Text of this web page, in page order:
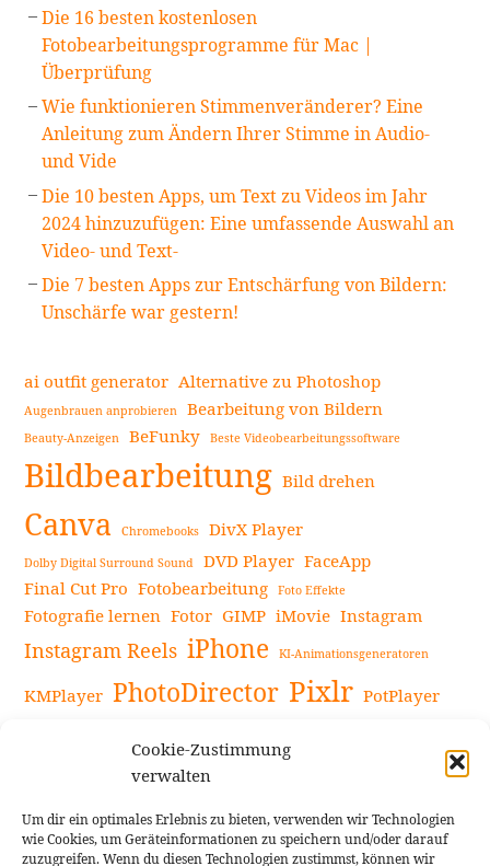
Cookie-Zustimmung
verwalten
Um dir ein optimales Erlebnis zu bieten, verwenden wir Technologien
wie Cookies, um Geräteinformationen zu speichern und/oder darauf
zuzugreifen. Wenn du diesen Technologien zustimmst, können wir
Die 16 besten kostenlosen
Fotobearbeitungsprogramme für Mac |
Überprüfung
Wie funktionieren Stimmenveränderer? Eine
Anleitung zum Ändern Ihrer Stimme in Audio-
und Vide
Die 10 besten Apps, um Text zu Videos im Jahr
2024 hinzuzufügen: Eine umfassende Auswahl an
Video- und Text-
Die 7 besten Apps zur Entschärfung von Bildern:
Unschärfe war gestern!
ai outfit generator Alternative zu Photoshop
Augenbrauen anprobieren Bearbeitung von Bildern
Beauty-Anzeigen BeFunky Beste Videobearbeitungssoftware
Bildbearbeitung Bild drehen
Canva Chromebooks DivX Player
Dolby Digital Surround Sound DVD Player FaceApp
Final Cut Pro Fotobearbeitung Foto Effekte
Fotografie lernen Fotor GIMP iMovie Instagram
Instagram Reels iPhone KI-Animationsgeneratoren
KMPlayer PhotoDirector Pixlr PotPlayer
Snapseed
Videoaufnahmen Tipps Videobearbeitung